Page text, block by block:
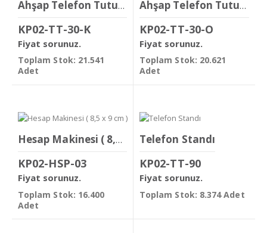
Ahşap Telefon Tutucu ( 7,2 x 8,5 x 1,7 cm )
KP02-TT-30-K
Fiyat sorunuz.
Toplam Stok: 21.541
Adet
Ahşap Telefon Tutucu ( 6,5 x 7,7 x 1,8 cm )
KP02-TT-30-O
Fiyat sorunuz.
Toplam Stok: 20.621
Adet
Hesap Makinesi ( 8,5 x 9 cm )
KP02-HSP-03
Fiyat sorunuz.
Toplam Stok: 16.400
Adet
Telefon Standı
KP02-TT-90
Fiyat sorunuz.
Toplam Stok: 8.374 Adet